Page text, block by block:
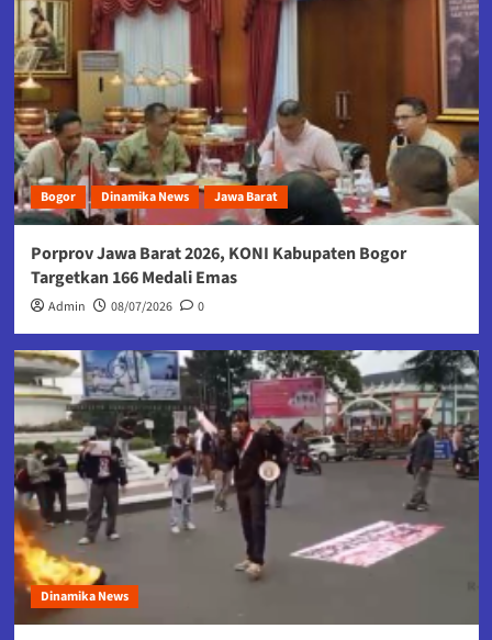
Bogor Dinamika News Jawa Barat
Porprov Jawa Barat 2026, KONI Kabupaten Bogor
Targetkan 166 Medali Emas
Admin 08/07/2026 0
Dinamika News